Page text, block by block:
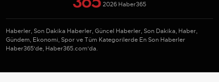
2026 Haber365
Haberler, Son Dakika Haberler, Güncel Haberler, Son Dakika, Haber,
Gündem, Ekonomi, Spor ve Tüm Kategorilerde En Son Haberler
Haber365'de, Haber365.com'da.